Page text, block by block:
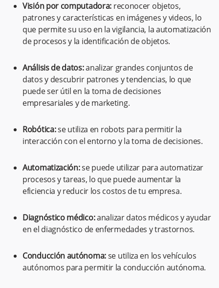
Visión por computadora: reconocer objetos,
patrones y características en imágenes y videos, lo
que permite su uso en la vigilancia, la automatización
de procesos y la identificación de objetos.
Análisis de datos:analizar grandes conjuntos de
datos y descubrir patrones y tendencias, lo que
puede ser útil en la toma de decisiones
empresariales y de marketing.
Robótica:se utiliza en robots para permitir la
interacción con el entorno y la toma de decisiones.
Automatización:se puede utilizar para automatizar
procesos y tareas, lo que puede aumentar la
eficiencia y reducir los costos de tu empresa.
Diagnóstico médico:analizar datos médicos y ayudar
en el diagnóstico de enfermedades y trastornos.
Conducción autónoma:se utiliza en los vehículos
autónomos para permitir la conducción autónoma.